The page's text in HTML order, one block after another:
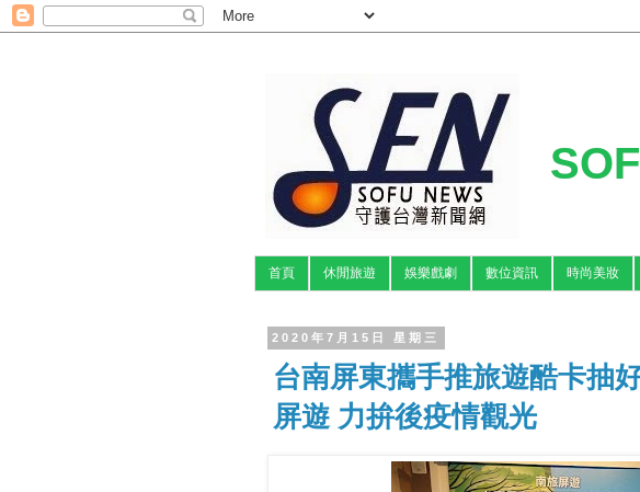
首頁 休閒旅遊 娛樂戲劇 數位資訊 時尚美妝
2020年7月15日 星期三
台南屏東攜手推旅遊酷卡抽
屏遊 力拚後疫情觀光